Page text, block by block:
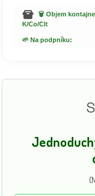
🗑️ Objem
K/Co/Clt
🌱 Na podpníku: